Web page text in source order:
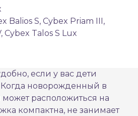
Balios S, Cybex Priam III,
Cybex Talos S Lux
если у вас дети
Когда новорожденный в
расположиться на
компактна, не занимает